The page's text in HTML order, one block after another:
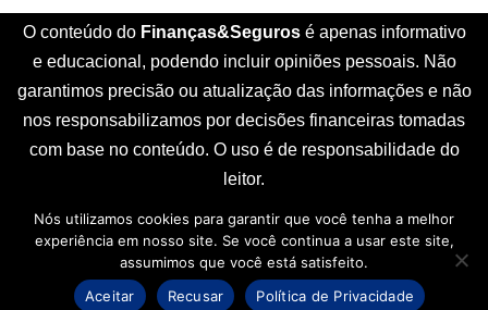
O conteúdo do Finanças&Seguros é apenas informativo
e educacional, podendo incluir opiniões pessoais. Não
garantimos precisão ou atualização das informações e não
nos responsabilizamos por decisões financeiras tomadas
com base no conteúdo. O uso é de responsabilidade do
leitor.
Início Sobre Nós Contato
Disclaimer
Termos de Uso
Política de Cookies
Políticas de Privacidade
Nós utilizamos cookies para garantir que você tenha a melhor
experiência em nosso site. Se você continua a usar este site,
assumimos que você está satisfeito.
Aceitar
Recusar Política de Privacidade